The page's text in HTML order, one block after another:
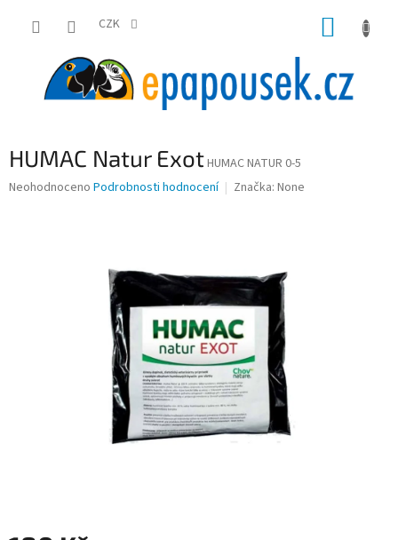
CZK
HUMAC Natur ExotHUMAC NATUR 0-5
Průměrné
Neohodnoceno Podrobnosti hodnocení Značka: None